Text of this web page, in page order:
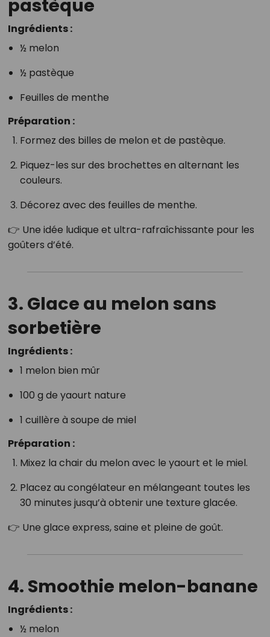
pastèque
Ingrédients :
½ melon
½ pastèque
Feuilles de menthe
Préparation :
Formez des billes de melon et de pastèque.
Piquez-les sur des brochettes en alternant les
couleurs.
Décorez avec des feuilles de menthe.
👉 Une idée ludique et ultra-rafraîchissante pour les
goûters d’été.
3. Glace au melon sans
sorbetière
Ingrédients :
1 melon bien mûr
100 g de yaourt nature
1 cuillère à soupe de miel
Préparation :
Mixez la chair du melon avec le yaourt et le miel.
Placez au congélateur en mélangeant toutes les
30 minutes jusqu’à obtenir une texture glacée.
👉 Une glace express, saine et pleine de goût.
4. Smoothie melon-banane
Ingrédients :
½ melon